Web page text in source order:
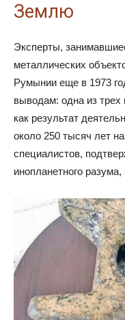
Землю
Эксперты,
металлических
Румынии еще в 1973
выводам: одна из трех
как результат
около 250 тысяч лет
специалистов,
инопланетного